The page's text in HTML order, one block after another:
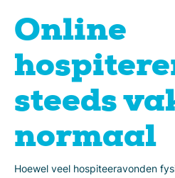
Online
steeds
normaal
Hoewel veel hospiteeravonden